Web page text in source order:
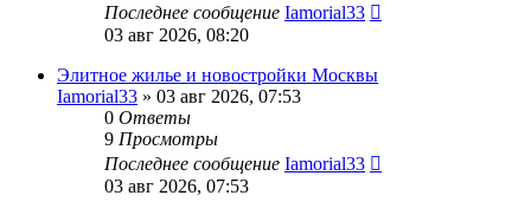
Последнее сообщение Iamorial33
03 авг 2026, 08:20
Элитное жилье и новостройки Москвы
Iamorial33 » 03 авг 2026, 07:53
0 Ответы
9 Просмотры
Последнее сообщение Iamorial33
03 авг 2026, 07:53